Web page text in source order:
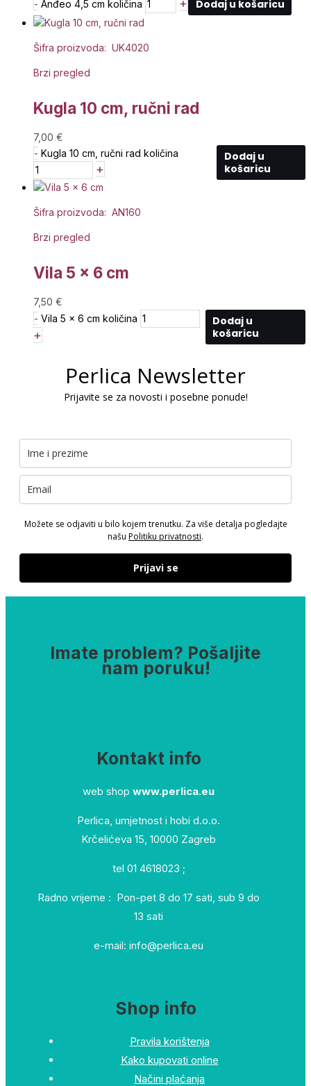
- Anđeo 4,5 cm količina + Dodaj u košaricu
Šifra proizvoda: UK4020
Brzi pregled
Kugla 10 cm, ručni rad
7,00 €
- Kugla 10 cm, ručni rad količina
+
Dodaj u
košaricu
Šifra proizvoda: AN160
Brzi pregled
Vila 5 x 6 cm
7,50 €
- Vila 5 x 6 cm količina
+
Dodaj u
košaricu
Perlica Newsletter
Prijavite se za novosti i posebne ponude!
Možete se odjaviti u bilo kojem trenutku. Za više detalja pogledajte
našu Politiku privatnosti.
Prijavi se
Imate problem? Pošaljite
nam poruku!
Kontakt info
web shop www.perlica.eu
Perlica, umjetnost i hobi d.o.o.
Krčelićeva 15, 10000 Zagreb
tel 01 4618023 ;
Radno vrijeme : Pon-pet 8 do 17 sati, sub 9 do
13 sati
e-mail: info@perlica.eu
Shop info
Pravila korištenja
Kako kupovati online
Načini plaćanja